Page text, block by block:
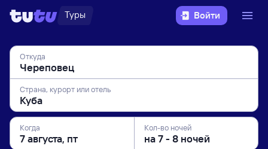
Туры Войти
Откуда
Страна, курорт или отель
Когда Кол-во ночей